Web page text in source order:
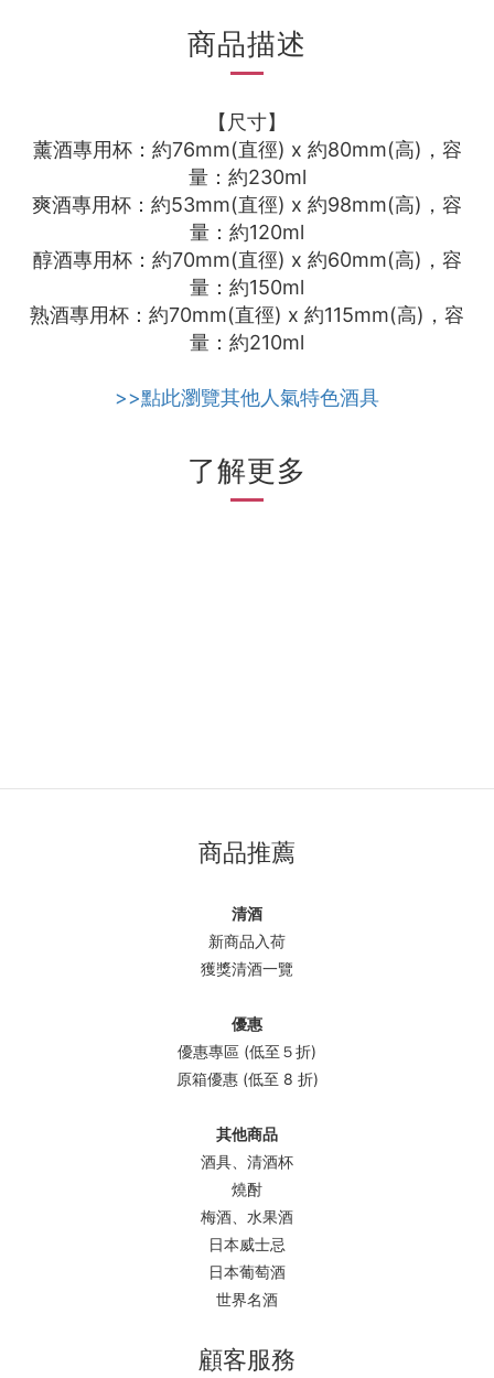
商品描述
【尺寸】
薰酒專用杯：約76mm(直徑) x 約80mm(高)，容
量：約230ml
爽酒專用杯：約53mm(直徑) x 約98mm(高)，容
量：約120ml
醇酒專用杯：約70mm(直徑) x 約60mm(高)，容
量：約150ml
熟酒專用杯：約70mm(直徑) x 約115mm(高)，容
量：約210ml
>>點此瀏覽其他人氣特色酒具
了解更多
商品推薦
清酒
新商品入荷
獲獎清酒一覽
優惠
優惠專區 (低至５折)
原箱優惠 (低至 8 折)
其他商品
酒具、清酒杯
燒酎
梅酒、水果酒
日本威士忌
日本葡萄酒
世界名酒
顧客服務